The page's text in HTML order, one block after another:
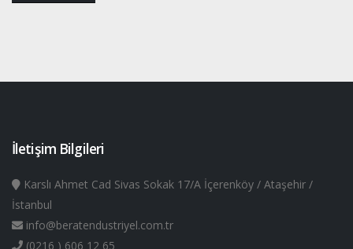
İletişim Bilgileri
Karslı Ahmet Cad Sivas Sokak 17/A İçerenköy / Ataşehir /
İstanbul
info@beratendustriyel.com.tr
(0216 ) 606 12 65